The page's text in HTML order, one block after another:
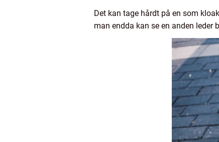
Det kan tage hårdt på en som
man endda kan se en anden